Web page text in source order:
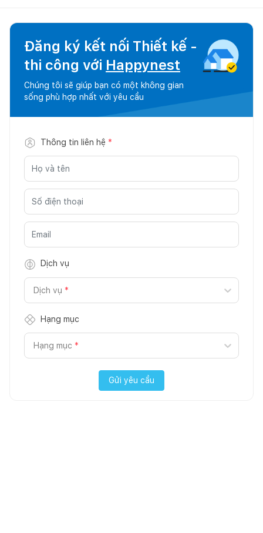
Đăng ký kết nối Thiết kế -
thi công với Happynest
Chúng tôi sẽ giúp bạn có một không gian
sống phù hợp nhất với yêu cầu
Thông tin liên hệ *
Dịch vụ
Dịch vụ *
Hạng mục
Hạng mục *
Gửi yêu cầu